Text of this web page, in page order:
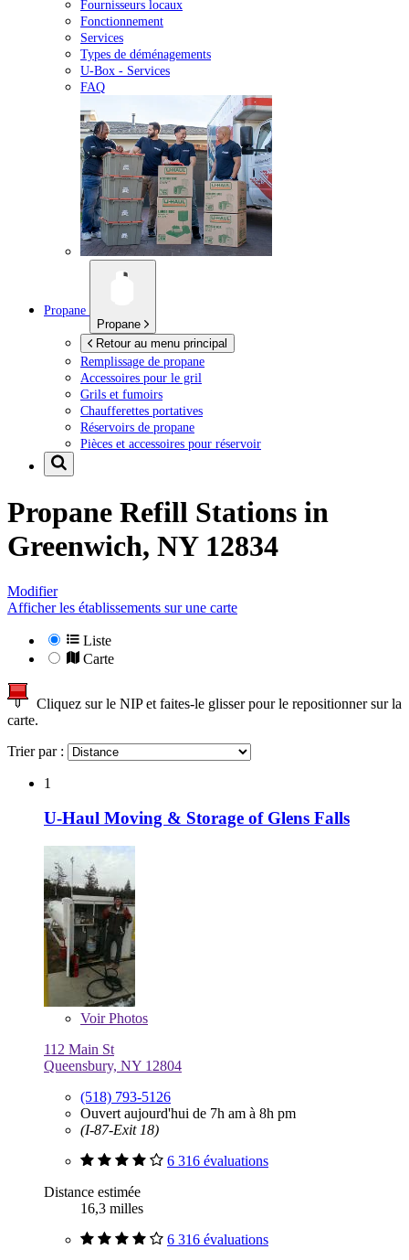
Fournisseurs locaux
Fonctionnement
Services
Types de déménagements
U-Box - Services
FAQ
Propane
Propane
Retour au menu principal
Remplissage de propane
Accessoires pour le gril
Grils et fumoirs
Chaufferettes portatives
Réservoirs de propane
Pièces et accessoires pour réservoir
Propane Refill Stations in
Greenwich, NY 12834
Modifier
Afficher les établissements sur une carte
Liste
Carte
Cliquez sur le NIP et faites-le glisser pour le repositionner sur la
carte.
Trier par :
1
U-Haul Moving & Storage of Glens Falls
VoirPhotos
112 Main St
Queensbury, NY 12804
(518) 793-5126
Ouvert aujourd'hui de 7h am à 8h pm
(I-87-Exit 18)
6 316 évaluations
Distance estimée
16,3 milles
6 316 évaluations